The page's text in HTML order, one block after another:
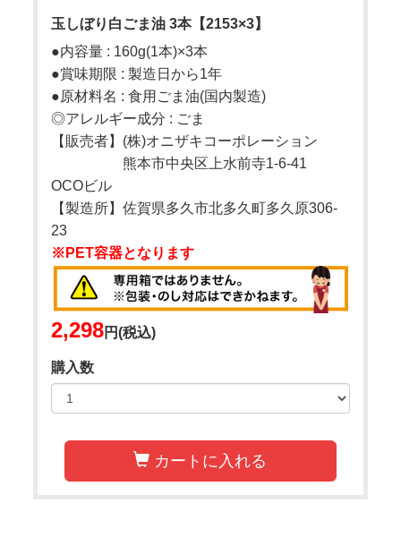
玉しぼり白ごま油 3本【2153×3】
●内容量 : 160g(1本)×3本
●賞味期限 : 製造日から1年
●原材料名 : 食用ごま油(国内製造)
◎アレルギー成分 : ごま
【販売者】(株)オニザキコーポレーション
熊本市中央区上水前寺1-6-41
OCOビル
【製造所】佐賀県多久市北多久町多久原306-
23
※PET容器となります
2,298円(税込)
購入数
カートに入れる